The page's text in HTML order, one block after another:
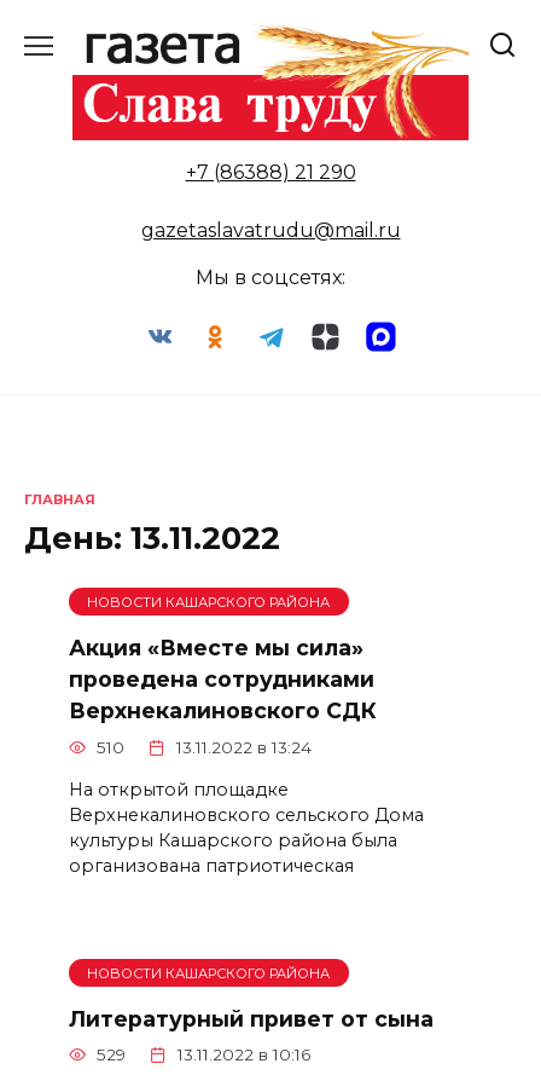
содержанию
+7 (86388) 21 290
gazetaslavatrudu@mail.ru
Мы в соцсетях:
ГЛАВНАЯ
День: 13.11.2022
НОВОСТИ КАШАРСКОГО РАЙОНА
Акция «Вместе мы сила»
проведена сотрудниками
Верхнекалиновского СДК
510 13.11.2022 в 13:24
На открытой площадке
Верхнекалиновского сельского Дома
культуры Кашарского района была
организована патриотическая
НОВОСТИ КАШАРСКОГО РАЙОНА
Литературный привет от сына
529 13.11.2022 в 10:16